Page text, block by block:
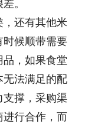
。
还有其他米
时候顺带需要
，如果食堂
无法满足的配
支撑，采购渠
行合作，而